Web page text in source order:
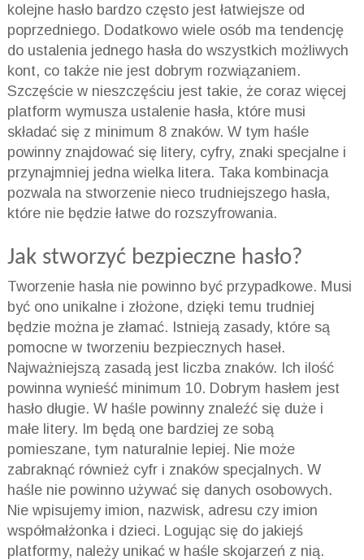
kolejne hasło bardzo często jest łatwiejsze od
poprzedniego. Dodatkowo wiele osób ma tendencję
do ustalenia jednego hasła do wszystkich możliwych
kont, co także nie jest dobrym rozwiązaniem.
Szczęście w nieszczęściu jest takie, że coraz więcej
platform wymusza ustalenie hasła, które musi
składać się z minimum 8 znaków. W tym haśle
powinny znajdować się litery, cyfry, znaki specjalne i
przynajmniej jedna wielka litera. Taka kombinacja
pozwala na stworzenie nieco trudniejszego hasła,
które nie będzie łatwe do rozszyfrowania.
Jak stworzyć bezpieczne hasło?
Tworzenie hasła nie powinno być przypadkowe. Musi
być ono unikalne i złożone, dzięki temu trudniej
będzie można je złamać. Istnieją zasady, które są
pomocne w tworzeniu bezpiecznych haseł.
Najważniejszą zasadą jest liczba znaków. Ich ilość
powinna wynieść minimum 10. Dobrym hasłem jest
hasło długie. W haśle powinny znaleźć się duże i
małe litery. Im będą one bardziej ze sobą
pomieszane, tym naturalnie lepiej. Nie może
zabraknąć również cyfr i znaków specjalnych. W
haśle nie powinno używać się danych osobowych.
Nie wpisujemy imion, nazwisk, adresu czy imion
współmałżonka i dzieci. Logując się do jakiejś
platformy, należy unikać w haśle skojarzeń z nią.